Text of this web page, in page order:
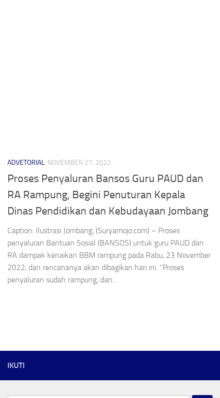
ADVETORIAL NOVEMBER 27, 2022
Proses Penyaluran Bansos Guru PAUD dan
RA Rampung, Begini Penuturan Kepala
Dinas Pendidikan dan Kebudayaan Jombang
Caption: Ilustrasi Jombang, (Suryamojo.com) – Proses
penyaluran Bantuan Sosial (BANSOS) untuk guru PAUD dan
RA dampak kenaikan BBM rampung pada Rabu, 23 November
2022, dan rencananya akan dibagikan hari ini. ’’Proses
penyaluran sudah rampung, dan...
IKUTI